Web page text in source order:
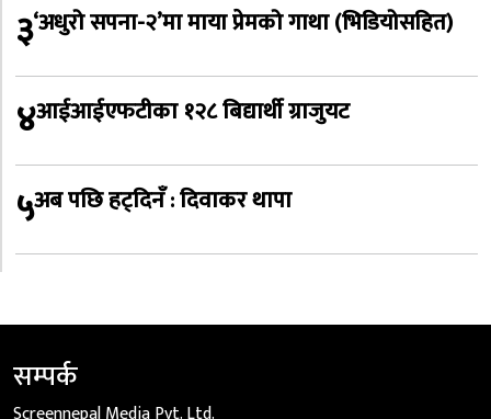
३‘अधुरो सपना-२’मा माया प्रेमको गाथा (भिडियोसहित)
४आईआईएफटीका १२८ बिद्यार्थी ग्राजुयट
५अब पछि हट्दिनँ : दिवाकर थापा
सम्पर्क